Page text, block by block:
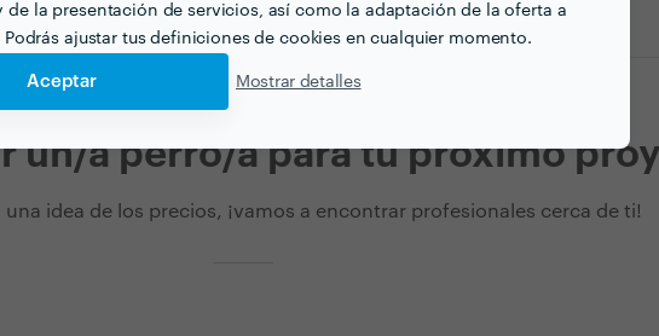
de la presentación de servicios, así como la adaptación de la oferta a
Podrás ajustar tus definiciones de cookies en cualquier momento.
Aceptar Mostrar detalles
un/a perro/a para tu próximo
idea de los precios, ¡vamos a encontrar profesionales cerca de ti!